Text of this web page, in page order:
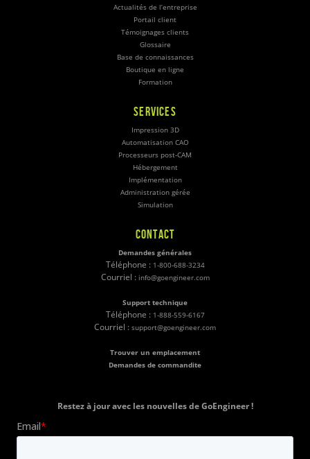
Actualités de l’entreprise
Portail client
Témoignages clients
Glossaire
Base de connaissances
Boutique en ligne
Formation
SERVICES
Impression 3D
Automatisation CAO
Processeurs post-CAM
Hébergement
Implémentation
Administration gérée
Simulation
CONTACT
Demandes générales
Téléphone : 1-800-688-3234
Courriel : info@goengineer.com
Support technique
Téléphone : 1-888-559-6167
Courriel : support@goengineer.com
Trouver un emplacement
Demandes de commandite
Restez à jour avec les nouvelles de GoEngineer !